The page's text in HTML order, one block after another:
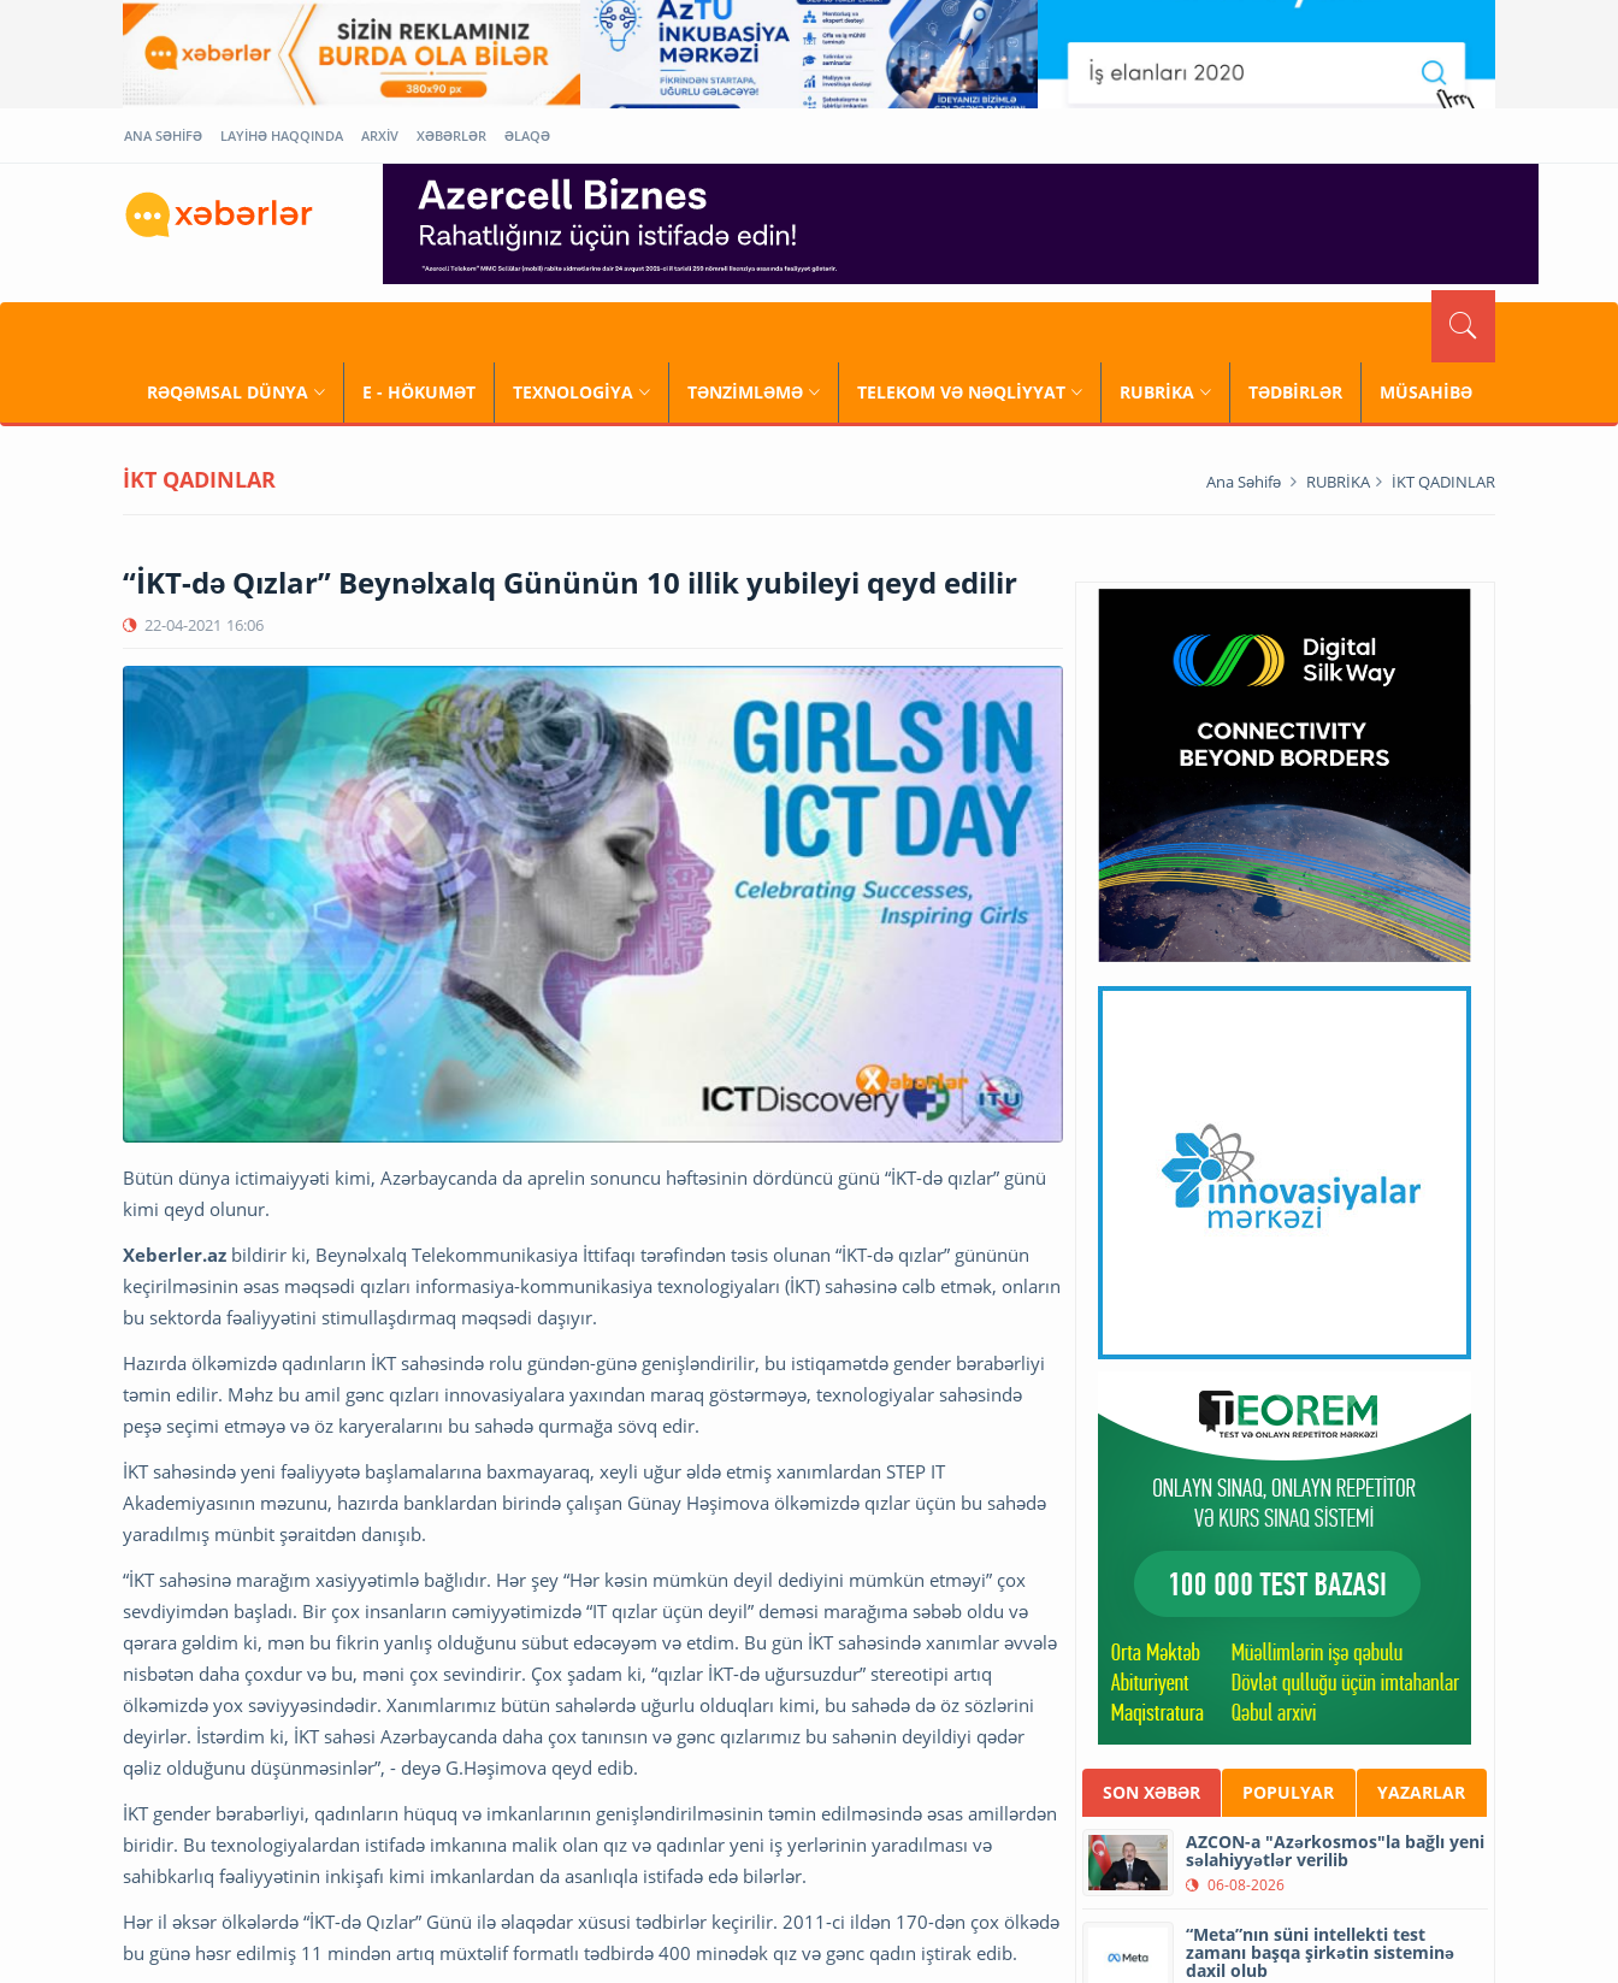
ANA SƏHİFƏ LAYİHƏ HAQQINDA ARXİV XƏBƏRLƏR ƏLAQƏ
RƏQƏMSAL DÜNYA E - HÖKUMƏT TEXNOLOGİYA TƏNZİMLƏMƏ TELEKOM VƏ NƏQLİYYAT RUBRİKA TƏDBİRLƏR MÜSAHİBƏ
İKT QADINLAR Ana Səhifə RUBRİKA İKT QADINLAR
“İKT-də Qızlar” Beynəlxalq Gününün 10 illik yubileyi qeyd edilir
22-04-2021 16:06
Bütün dünya ictimaiyyəti kimi, Azərbaycanda da aprelin sonuncu həftəsinin dördüncü günü “İKT-də qızlar” günü
kimi qeyd olunur.
Xeberler.az bildirir ki, Beynəlxalq Telekommunikasiya İttifaqı tərəfindən təsis olunan “İKT-də qızlar” gününün
keçirilməsinin əsas məqsədi qızları informasiya-kommunikasiya texnologiyaları (İKT) sahəsinə cəlb etmək, onların
bu sektorda fəaliyyətini stimullaşdırmaq məqsədi daşıyır.
Hazırda ölkəmizdə qadınların İKT sahəsində rolu gündən-günə genişləndirilir, bu istiqamətdə gender bərabərliyi
təmin edilir. Məhz bu amil gənc qızları innovasiyalara yaxından maraq göstərməyə, texnologiyalar sahəsində
peşə seçimi etməyə və öz karyeralarını bu sahədə qurmağa sövq edir.
İKT sahəsində yeni fəaliyyətə başlamalarına baxmayaraq, xeyli uğur əldə etmiş xanımlardan STEP IT
Akademiyasının məzunu, hazırda banklardan birində çalışan Günay Həşimova ölkəmizdə qızlar üçün bu sahədə
yaradılmış münbit şəraitdən danışıb.
“İKT sahəsinə marağım xasiyyətimlə bağlıdır. Hər şey “Hər kəsin mümkün deyil dediyini mümkün etməyi” çox
sevdiyimdən başladı. Bir çox insanların cəmiyyətimizdə “IT qızlar üçün deyil” deməsi marağıma səbəb oldu və
qərara gəldim ki, mən bu fikrin yanlış olduğunu sübut edəcəyəm və etdim. Bu gün İKT sahəsində xanımlar əvvələ
nisbətən daha çoxdur və bu, məni çox sevindirir. Çox şadam ki, “qızlar İKT-də uğursuzdur” stereotipi artıq
ölkəmizdə yox səviyyəsindədir. Xanımlarımız bütün sahələrdə uğurlu olduqları kimi, bu sahədə də öz sözlərini
deyirlər. İstərdim ki, İKT sahəsi Azərbaycanda daha çox tanınsın və gənc qızlarımız bu sahənin deyildiyi qədər
qəliz olduğunu düşünməsinlər”, - deyə G.Həşimova qeyd edib.
İKT gender bərabərliyi, qadınların hüquq və imkanlarının genişləndirilməsinin təmin edilməsində əsas amillərdən
biridir. Bu texnologiyalardan istifadə imkanına malik olan qız və qadınlar yeni iş yerlərinin yaradılması və
sahibkarlıq fəaliyyətinin inkişafı kimi imkanlardan da asanlıqla istifadə edə bilərlər.
Hər il əksər ölkələrdə “İKT-də Qızlar” Günü ilə əlaqədar xüsusi tədbirlər keçirilir. 2011-ci ildən 170-dən çox ölkədə
bu günə həsr edilmiş 11 mindən artıq müxtəlif formatlı tədbirdə 400 minədək qız və gənc qadın iştirak edib.
SON XƏBƏR POPULYAR YAZARLAR
AZCON-a "Azərkosmos"la bağlı yeni
səlahiyyətlər verilib
06-08-2026
“Meta”nın süni intellekti test
zamanı başqa şirkətin sisteminə
daxil olub